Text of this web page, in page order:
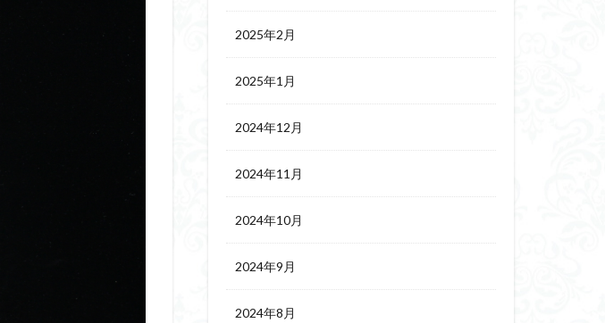
2025年2月
2025年1月
2024年12月
2024年11月
2024年10月
2024年9月
2024年8月